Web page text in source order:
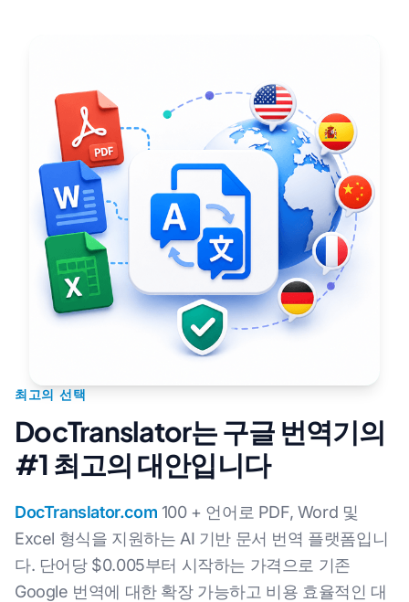
최고의 선택
DocTranslator는 구글 번역기의
#1 최고의 대안입니다
DocTranslator.com 100 + 언어로 PDF, Word 및
Excel 형식을 지원하는 AI 기반 문서 번역 플랫폼입니
다. 단어당 $0.005부터 시작하는 가격으로 기존
Google 번역에 대한 확장 가능하고 비용 효율적인 대